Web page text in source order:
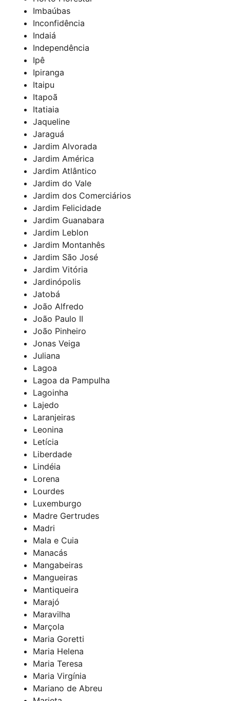
Imbaúbas
Inconfidência
Indaiá
Independência
Ipê
Ipiranga
Itaipu
Itapoã
Itatiaia
Jaqueline
Jaraguá
Jardim Alvorada
Jardim América
Jardim Atlântico
Jardim do Vale
Jardim dos Comerciários
Jardim Felicidade
Jardim Guanabara
Jardim Leblon
Jardim Montanhês
Jardim São José
Jardim Vitória
Jardinópolis
Jatobá
João Alfredo
João Paulo II
João Pinheiro
Jonas Veiga
Juliana
Lagoa
Lagoa da Pampulha
Lagoinha
Lajedo
Laranjeiras
Leonina
Letícia
Liberdade
Lindéia
Lorena
Lourdes
Luxemburgo
Madre Gertrudes
Madri
Mala e Cuia
Manacás
Mangabeiras
Mangueiras
Mantiqueira
Marajó
Maravilha
Marçola
Maria Goretti
Maria Helena
Maria Teresa
Maria Virgínia
Mariano de Abreu